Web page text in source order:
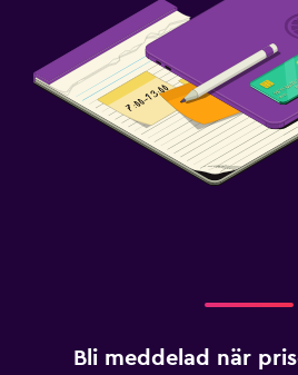
Bli meddelad när